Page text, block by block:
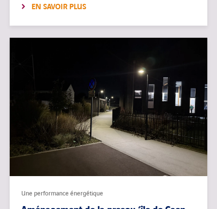
EN SAVOIR PLUS
Une performance énergétique